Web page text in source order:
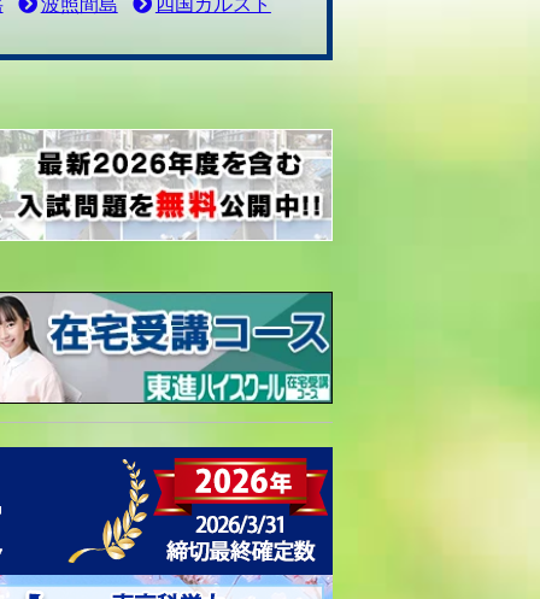
波照間島 四国カルスト